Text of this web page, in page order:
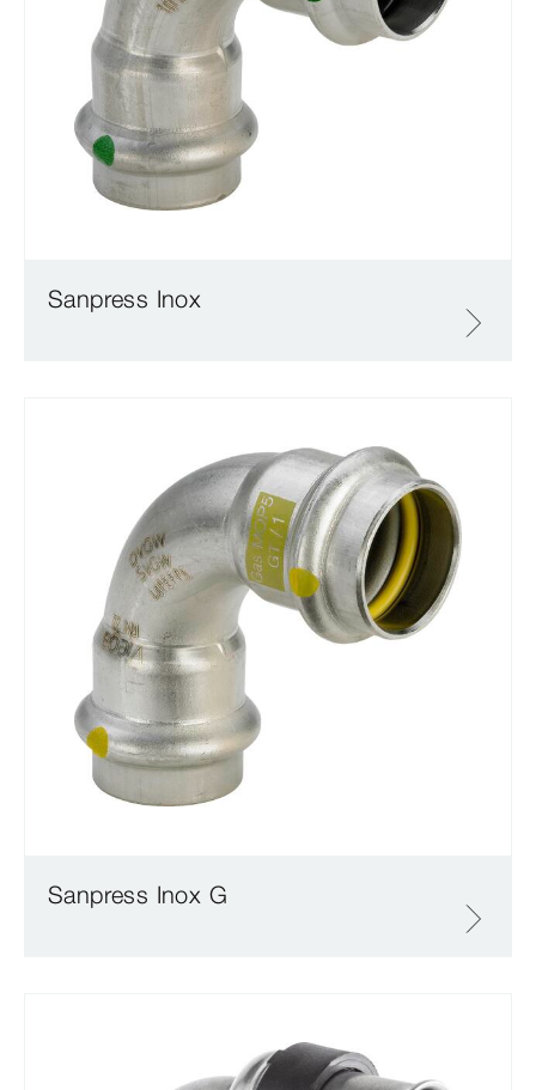
Sanpress Inox
Sanpress Inox G